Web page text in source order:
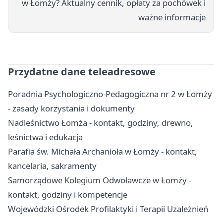
w Łomży? Aktualny cennik, opłaty za pochówek i
ważne informacje
Przydatne dane teleadresowe
Poradnia Psychologiczno-Pedagogiczna nr 2 w Łomży
- zasady korzystania i dokumenty
Nadleśnictwo Łomża - kontakt, godziny, drewno,
leśnictwa i edukacja
Parafia św. Michała Archanioła w Łomży - kontakt,
kancelaria, sakramenty
Samorządowe Kolegium Odwoławcze w Łomży -
kontakt, godziny i kompetencje
Wojewódzki Ośrodek Profilaktyki i Terapii Uzależnień